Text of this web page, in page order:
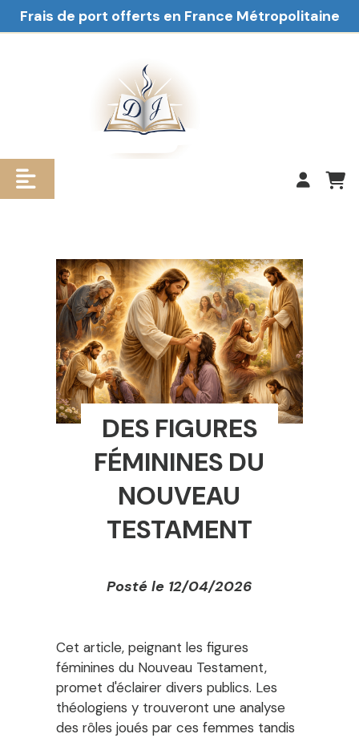
Frais de port offerts en France Métropolitaine
DES FIGURES
FÉMININES DU
NOUVEAU
TESTAMENT
Posté le 12/04/2026
Cet article, peignant les figures
féminines du Nouveau Testament,
promet d'éclairer divers publics. Les
théologiens y trouveront une analyse
des rôles joués par ces femmes tandis